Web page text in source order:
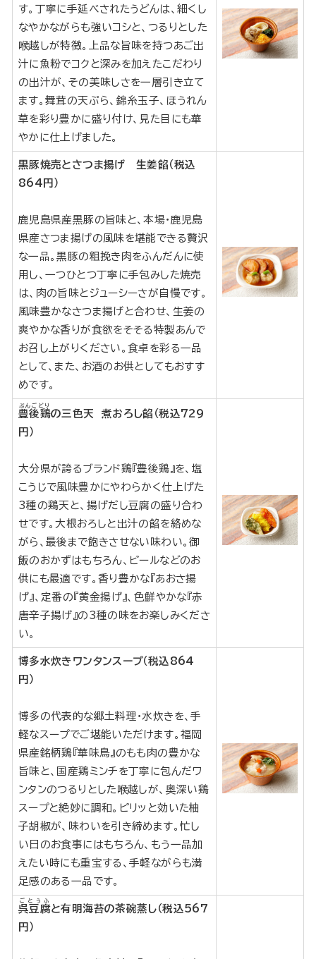
す。丁寧に手延べされたうどんは、細くし
なやかながらも強いコシと、つるりとした
喉越しが特徴。上品な旨味を持つあご出
汁に魚粉でコクと深みを加えたこだわり
の出汁が、その美味しさを一層引き立て
ます。舞茸の天ぷら、錦糸玉子、ほうれん
草を彩り豊かに盛り付け、見た目にも華
やかに仕上げました。
黒豚焼売とさつま揚げ 生姜餡（税込
864円）
鹿児島県産黒豚の旨味と、本場・鹿児島
県産さつま揚げの風味を堪能できる贅沢
な一品。黒豚の粗挽き肉をふんだんに使
用し、一つひとつ丁寧に手包みした焼売
は、肉の旨味とジューシーさが自慢です。
風味豊かなさつま揚げと合わせ、生姜の
爽やかな香りが食欲をそそる特製あんで
お召し上がりください。食卓を彩る一品
として、また、お酒のお供としてもおすす
めです。
豊後鶏
ぶんごどり
の三色天 煮おろし餡（税込729
円）
大分県が誇るブランド鶏『豊後鶏』を、塩
こうじで風味豊かにやわらかく仕上げた
3種の鶏天と、揚げだし豆腐の盛り合わ
せです。大根おろしと出汁の餡を絡めな
がら、最後まで飽きさせない味わい。御
飯のおかずはもちろん、ビールなどのお
供にも最適です。香り豊かな『あおさ揚
げ』、定番の『黄金揚げ』、色鮮やかな『赤
唐辛子揚げ』の3種の味をお楽しみくださ
い。
博多水炊きワンタンスープ（税込864
円）
博多の代表的な郷土料理・水炊きを、手
軽なスープでご堪能いただけます。福岡
県産銘柄鶏『華味鳥』のもも肉の豊かな
旨味と、国産鶏ミンチを丁寧に包んだワ
ンタンのつるりとした喉越しが、奥深い鶏
スープと絶妙に調和。ピリッと効いた柚
子胡椒が、味わいを引き締めます。忙し
い日のお食事にはもちろん、もう一品加
えたい時にも重宝する、手軽ながらも満
足感のある一品です。
呉豆腐
ごとうふ
と有明海苔の茶碗蒸し（税込567
円）